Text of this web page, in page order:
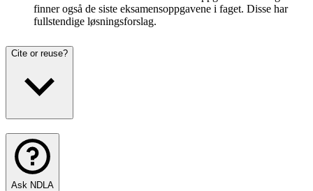
finner også de siste eksamensoppgavene i faget. Disse har
fullstendige løsningsforslag.
Cite or reuse?
Ask NDLA